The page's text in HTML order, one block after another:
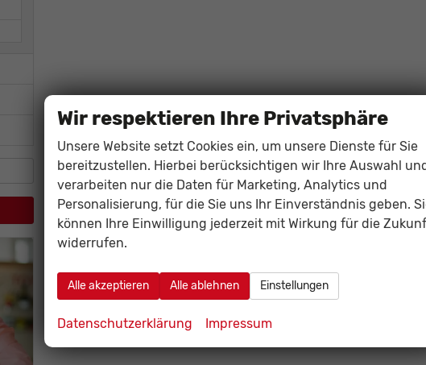
Wir respektieren Ihre Privatsphäre
Unsere Website setzt Cookies ein, um unsere Dienste für Sie
bereitzustellen. Hierbei berücksichtigen wir Ihre Auswahl
verarbeiten nur die Daten für Marketing, Analytics und
Personalisierung, für die Sie uns Ihr Einverständnis geben.
können Ihre Einwilligung jederzeit mit Wirkung für die
widerrufen.
Alle akzeptieren Alle ablehnen Einstellungen
Datenschutzerklärung Impressum